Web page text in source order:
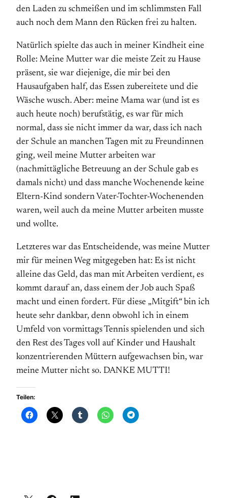
den Laden zu schmeißen und im schlimmsten Fall
auch noch dem Mann den Rücken frei zu halten.
Natürlich spielte das auch in meiner Kindheit eine
Rolle: Meine Mutter war die meiste Zeit zu Hause
präsent, sie war diejenige, die mir bei den
Hausaufgaben half, das Essen zubereitete und die
Wäsche wusch. Aber: meine Mama war (und ist es
auch heute noch) berufstätig, es war für mich
normal, dass sie nicht immer da war, dass ich nach
der Schule an manchen Tagen mit zu Freundinnen
ging, weil meine Mutter arbeiten war
(nachmittägliche Betreuung an der Schule gab es
damals nicht) und dass manche Wochenende keine
Eltern-Kind sondern Vater-Tochter-Wochenenden
waren, weil auch da meine Mutter arbeiten musste
und wollte.
Letzteres war das Entscheidende, was meine Mutter
mir für meinen Weg mitgegeben hat: Es ist nicht
alleine das Geld, das man mit Arbeiten verdient, es
kommt darauf an, dass einem der Job auch Spaß
macht und einen fordert. Für diese „Mitgift“ bin ich
heute sehr dankbar, denn obwohl ich in einem
Umfeld von vormittags Tennis spielenden und sich
den Rest des Tages voll auf Kinder und Haushalt
konzentrierenden Müttern aufgewachsen bin, war
meine Mutter nicht so. DANKE MUTTI!
Teilen: